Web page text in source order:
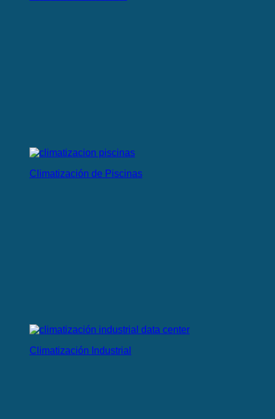
Climatización de Piscinas
Climatización Industrial